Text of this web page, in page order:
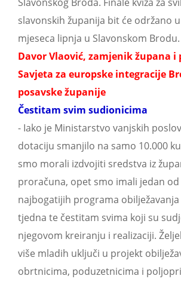
slavonskih županija bit će održano
mjeseca lipnja u Slavonskom Brodu.
Davor Vlaović, zamjenik župana i
Savjeta za europske integracije
posavske županije
Čestitam svim sudionicima
- Iako je Ministarstvo vanjskih
dotaciju smanjilo na samo 10.000
smo morali izdvojiti sredstva iz
proračuna, opet smo imali jedan
najbogatijih programa
tjedna te čestitam svima koji su
njegovom kreiranju i realizaciji.
više mladih uključi u projekt
obrtnicima, poduzetnicima i